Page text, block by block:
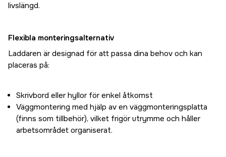
livslängd.
Flexibla monteringsalternativ
Laddaren är designad för att passa dina behov och kan
placeras på:
Skrivbord eller hyllor för enkel åtkomst
Väggmontering med hjälp av en väggmonteringsplatta
(finns som tillbehör), vilket frigör utrymme och håller
arbetsområdet organiserat.